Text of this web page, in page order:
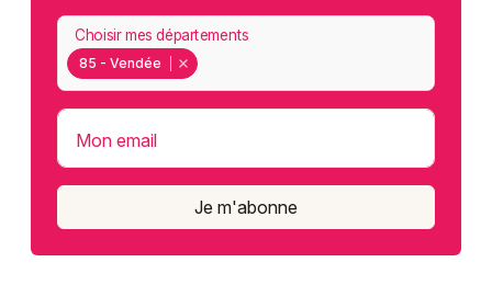
85 - Vendée
Choisir mes départements
Mon email
Je m'abonne